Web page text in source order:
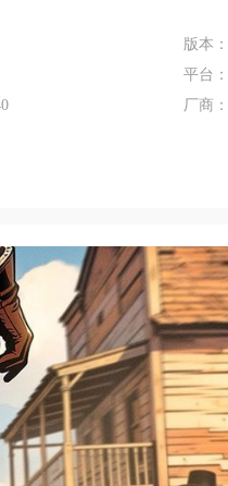
版本：
平台：
厂商：